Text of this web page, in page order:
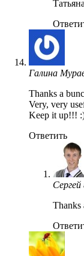
Галина
Thanks a
Very, very
Keep it up!!!
Ответить
Сергей
Thanks